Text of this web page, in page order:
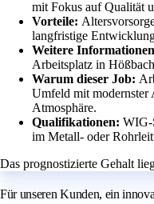
mit Fokus auf Qualität
Vorteile:
langfristige
Weitere
Arbeitsplatz in
Warum dieser Job:
Umfeld mit modernster
Atmosphäre.
Qualifikationen: WIG-
im Metall- oder
Das prognostizierte Gehalt
Für unseren Kunden, ein